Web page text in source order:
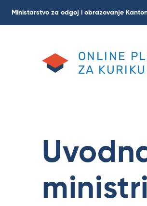
Ministarstvo za odgoj i obrazovanje
ONLINE
ZA